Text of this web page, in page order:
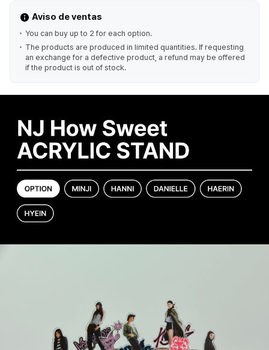
Aviso de ventas
You can buy up to 2 for each option.
The products are produced in limited quantities. If requesting
an exchange for a defective product, a refund may be offered
if the product is out of stock.